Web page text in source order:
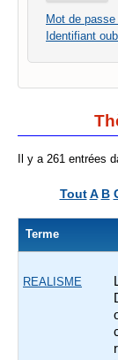
Mot de
Identifiant
Il y a 261 entrées
Tout A B
Terme
REALISME